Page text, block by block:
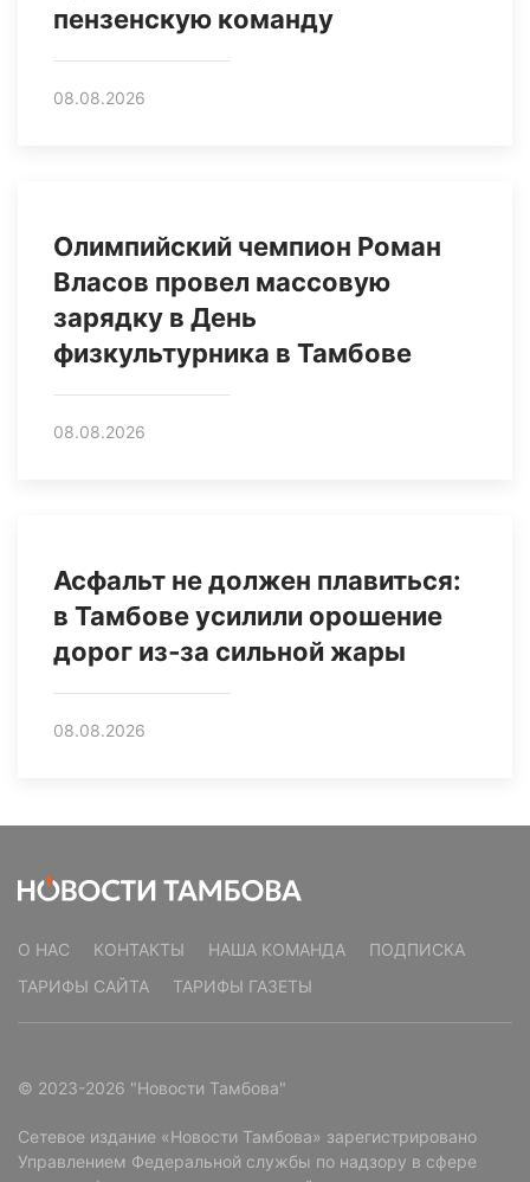
пензенскую команду
08.08.2026
Олимпийский чемпион Роман
Власов провел массовую
зарядку в День
физкультурника в Тамбове
08.08.2026
Асфальт не должен плавиться:
в Тамбове усилили орошение
дорог из‑за сильной жары
08.08.2026
О НАС КОНТАКТЫ НАША КОМАНДА
ПОДПИСКА
ТАРИФЫ САЙТА
ТАРИФЫ ГАЗЕТЫ
© 2023-2026 "Новости Тамбова"
Сетевое издание «Новости Тамбова» зарегистрировано
Управлением Федеральной службы по надзору в сфере